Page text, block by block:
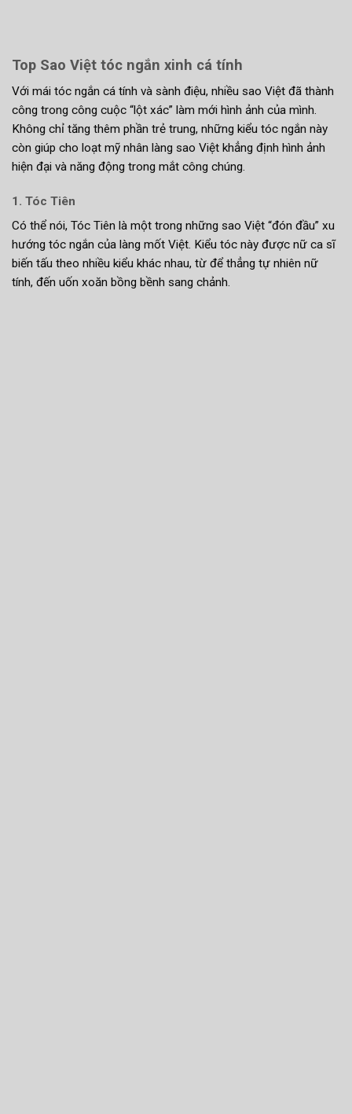
Top Sao Việt tóc ngắn xinh cá tính
Với mái tóc ngắn cá tính và sành điệu, nhiều sao Việt đã thành
công trong công cuộc “lột xác” làm mới hình ảnh của mình.
Không chỉ tăng thêm phần trẻ trung, những kiểu tóc ngắn này
còn giúp cho loạt mỹ nhân làng sao Việt khẳng định hình ảnh
hiện đại và năng động trong mắt công chúng.
1. Tóc Tiên
Có thể nói, Tóc Tiên là một trong những sao Việt “đón đầu” xu
hướng tóc ngắn của làng mốt Việt. Kiểu tóc này được nữ ca sĩ
biến tấu theo nhiều kiểu khác nhau, từ để thẳng tự nhiên nữ
tính, đến uốn xoăn bồng bềnh sang chảnh.